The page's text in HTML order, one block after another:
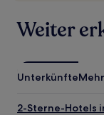
Weiter
Unterkünfte
2-Sterne-Hotels